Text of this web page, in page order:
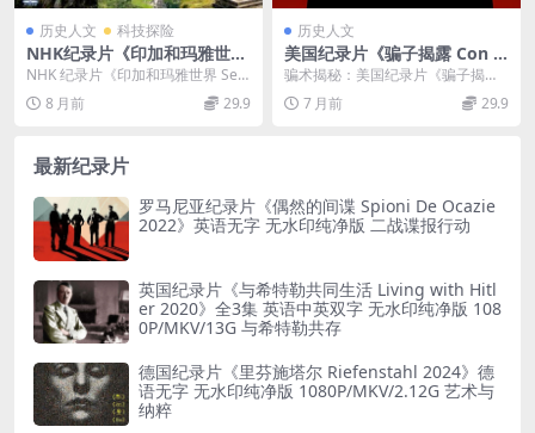
历史人文 科技探险
NHK纪录片《印加和玛雅世界
Secret Civilizations: Incan
And Mayan Worlds 2013》
全2集 BTV引进版 英语中字 72
NHK 纪录片《印加和玛雅世界 Secr
et Civilizations: In...
8 月前 29.9
历史人文
美国纪录片《骗子揭露 Con A
rtists Unveiled 2023》英语
中英双字 无水印纯净版 1080
P/MKV/2.06G 骗术揭秘
骗术揭秘：美国纪录片《骗子揭露C
on Artists Unveiled 2023...
7 月前 29.9
最新纪录片
罗马尼亚纪录片《偶然的间谍 Spioni De Ocazie
2022》英语无字 无水印纯净版 二战谍报行动
英国纪录片《与希特勒共同生活 Living with Hitl
er 2020》全3集 英语中英双字 无水印纯净版 108
0P/MKV/13G 与希特勒共存
德国纪录片《里芬施塔尔 Riefenstahl 2024》德
语无字 无水印纯净版 1080P/MKV/2.12G 艺术与
纳粹